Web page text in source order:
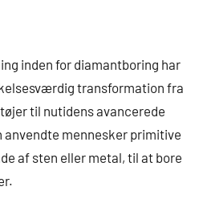
inden for diamantboring har
transformation fra
til nutidens avancerede
anvendte mennesker primitive
af sten eller metal, til at bore